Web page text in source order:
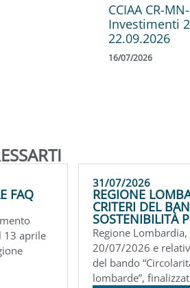
CCIAA CR-
Investimenti
22.09.2026
16/07/2026
FAQ
13 aprile
31/07/2026
REGIONE
CRITERI DEL
SOSTENIBILITÀ
Regione
20/07/2026 e
del bando
lombarde”,